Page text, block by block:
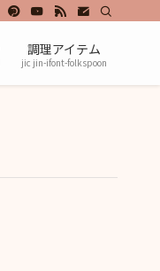
調理アイテム
jic jin-ifont-folkspoon